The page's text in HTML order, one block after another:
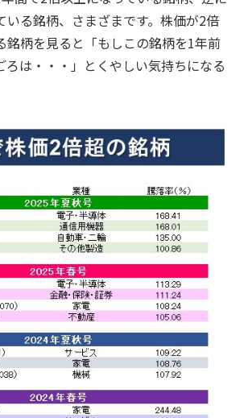
いる銘柄、さまざまです。株価が2倍
銘柄を見ると「もしこの銘柄を1年前
ろは・・・」とくやしい気持ちになる